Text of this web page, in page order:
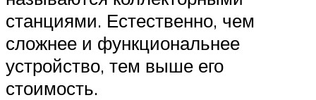
станциями. Естественно, чем
сложнее и функциональнее
устройство, тем выше его
стоимость.